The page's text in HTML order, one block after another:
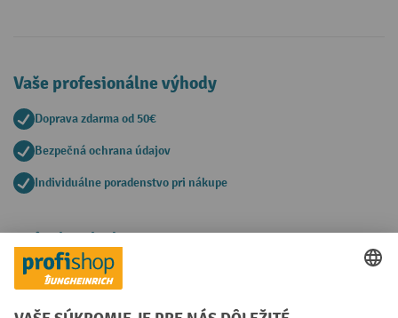
Vaše profesionálne výhody
Doprava zdarma od 50€
Bezpečná ochrana údajov
Individuálne poradenstvo pri nákupe
Spôsoby platby
Creditcard (Master)Creditcard (Visa)